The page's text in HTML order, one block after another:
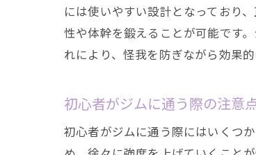
には使いやすい設計となっており
性や体幹を鍛えることが可能です
れにより、怪我を防ぎながら効果
初心者がジムに通う際の注意
初心者がジムに通う際にはいくつ